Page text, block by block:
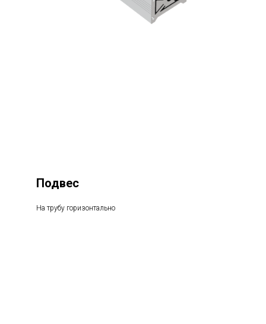
Подвес
На трубу горизонтально